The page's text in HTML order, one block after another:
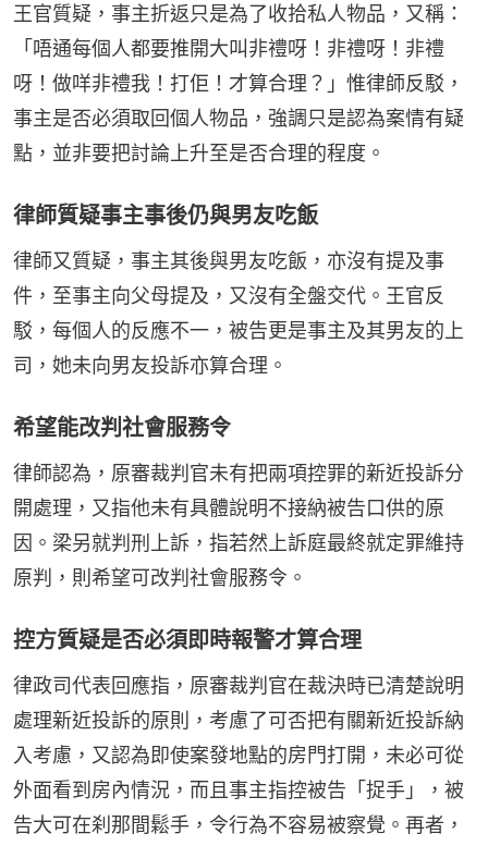
王官質疑，事主折返只是為了收拾私人物品，又稱：
「唔通每個人都要推開大叫非禮呀！非禮呀！非禮
呀！做咩非禮我！打佢！才算合理？」惟律師反駁，
事主是否必須取回個人物品，強調只是認為案情有疑
點，並非要把討論上升至是否合理的程度。
律師質疑事主事後仍與男友吃飯
律師又質疑，事主其後與男友吃飯，亦沒有提及事
件，至事主向父母提及，又沒有全盤交代。王官反
駁，每個人的反應不一，被告更是事主及其男友的上
司，她未向男友投訴亦算合理。
希望能改判社會服務令
律師認為，原審裁判官未有把兩項控罪的新近投訴分
開處理，又指他未有具體說明不接納被告口供的原
因。梁另就判刑上訴，指若然上訴庭最終就定罪維持
原判，則希望可改判社會服務令。
控方質疑是否必須即時報警才算合理
律政司代表回應指，原審裁判官在裁決時已清楚說明
處理新近投訴的原則，考慮了可否把有關新近投訴納
入考慮，又認為即使案發地點的房門打開，未必可從
外面看到房內情況，而且事主指控被告「捉手」，被
告大可在刹那間鬆手，令行為不容易被察覺。再者，